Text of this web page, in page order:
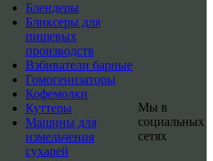
Блендеры
Бликсеры для
пищевых
производств
Взбиватели барные
Гомогенизаторы
Кофемолки
Куттеры
Машины для
измельчения
сухарей
Мы в
социальных
сетях